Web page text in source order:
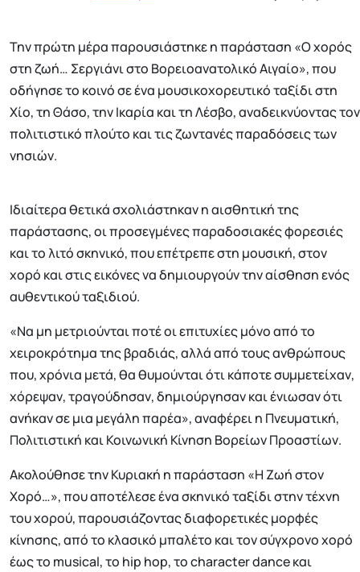
Την πρώτη μέρα παρουσιάστηκε η παράσταση «Ο χορός
στη ζωή… Σεργιάνι στο Βορειοανατολικό Αιγαίο», που
οδήγησε το κοινό σε ένα μουσικοχορευτικό ταξίδι στη
Χίο, τη Θάσο, την Ικαρία και τη Λέσβο, αναδεικνύοντας τον
πολιτιστικό πλούτο και τις ζωντανές παραδόσεις των
νησιών.
Ιδιαίτερα θετικά σχολιάστηκαν η αισθητική της
παράστασης, οι προσεγμένες παραδοσιακές φορεσιές
και το λιτό σκηνικό, που επέτρεπε στη μουσική, στον
χορό και στις εικόνες να δημιουργούν την αίσθηση ενός
αυθεντικού ταξιδιού.
«Να μη μετριούνται ποτέ οι επιτυχίες μόνο από το
χειροκρότημα της βραδιάς, αλλά από τους ανθρώπους
που, χρόνια μετά, θα θυμούνται ότι κάποτε συμμετείχαν,
χόρεψαν, τραγούδησαν, δημιούργησαν και ένιωσαν ότι
ανήκαν σε μια μεγάλη παρέα», αναφέρει η Πνευματική,
Πολιτιστική και Κοινωνική Κίνηση Βορείων Προαστίων.
Ακολούθησε την Κυριακή η παράσταση «Η Ζωή στον
Χορό…», που αποτέλεσε ένα σκηνικό ταξίδι στην τέχνη
του χορού, παρουσιάζοντας διαφορετικές μορφές
κίνησης, από το κλασικό μπαλέτο και τον σύγχρονο χορό
έως το musical, το hip hop, το character dance και